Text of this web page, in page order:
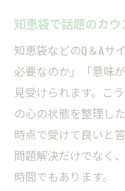
知恵袋で話題のカ
知恵袋などのQ＆Aサ
必要なのか」「意味
見受けられます。こ
の心の状態を整理し
時点で受けて良いと
問題解決だけでなく
時間でもあります。